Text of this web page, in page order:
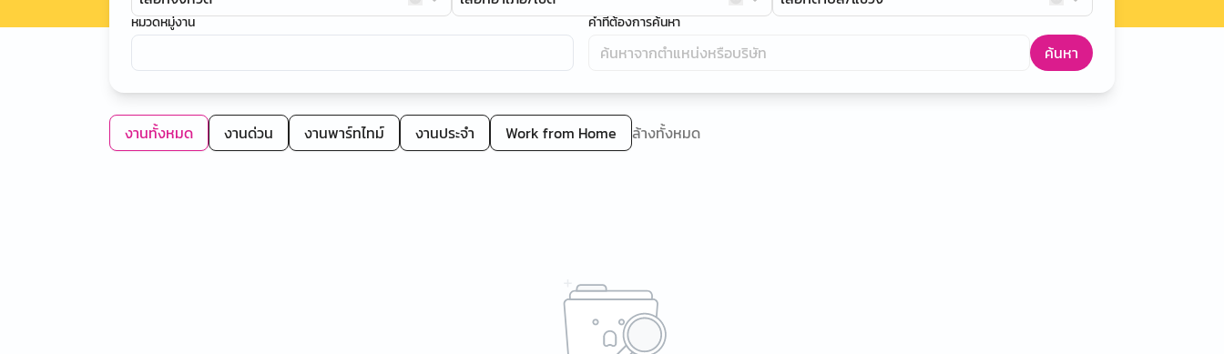
หมวดหมู่งาน คำที่ต้องการค้นหา
ค้นหา
งานทั้งหมด งานด่วน งานพาร์ทไทม์ งานประจำ Work from Home ล้างทั้งหมด